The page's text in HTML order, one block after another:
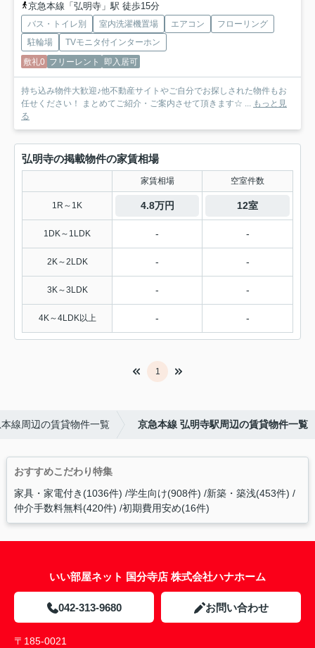
京急本線「弘明寺」駅 徒歩15分
バス・トイレ別 室内洗濯機置場 エアコン
フローリング
駐輪場
TVモニタ付インターホン
敷礼0 フリーレント 即入居可
持ち込み物件大歓迎♪他不動産サイトやご自分でお探しされた物件もお
任せください！ まとめてご紹介・ご案内させて頂きます☆ ... もっと見
る
弘明寺の掲載物件の家賃相場
家賃相場 空室件数
1R～1K 4.8万円 12室
1DK～1LDK - -
2K～2LDK - -
3K～3LDK - -
4K～4LDK以上 - -
1
線周辺の賃貸物件一覧 京急本線 弘明寺駅周辺の賃貸物件一覧
おすすめこだわり特集
家具・家電付き(1036件) 学生向け(908件) 新築・築浅(453件)
仲介手数料無料(420件) 初期費用安め(16件)
いい部屋ネット 国分寺店 株式会社ハナホーム
042-313-9680 お問い合わせ
〒185-0021